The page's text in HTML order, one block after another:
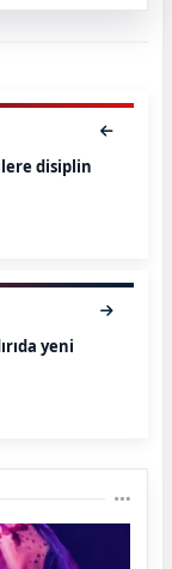
disiplin
yeni